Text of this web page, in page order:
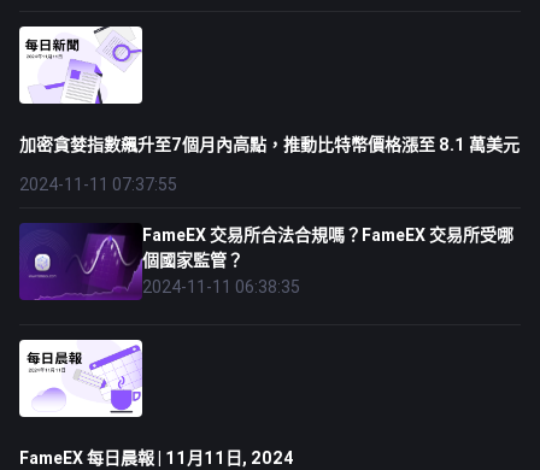
加密貪婪指數飆升至7個月內高點，推動比特幣價格漲至 8.1 萬美元
2024-11-11 07:37:55
FameEX 交易所合法合規嗎？FameEX 交易所受哪
個國家監管？
2024-11-11 06:38:35
FameEX 每日晨報 | 11月11日, 2024